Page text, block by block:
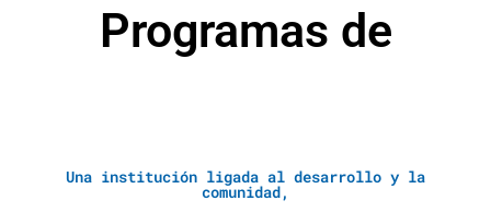
Programas de
Una institución ligada al desarrollo y la
comunidad,